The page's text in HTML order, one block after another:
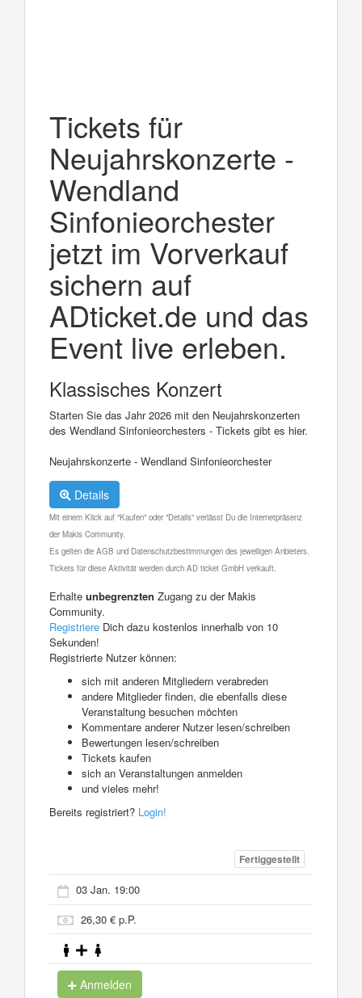
Tickets für
Neujahrskonzerte -
Wendland
Sinfonieorchester
jetzt im Vorverkauf
sichern auf
ADticket.de und das
Event live erleben.
Klassisches Konzert
Starten Sie das Jahr 2026 mit den Neujahrskonzerten
des Wendland Sinfonieorchesters - Tickets gibt es hier.
Neujahrskonzerte - Wendland Sinfonieorchester
Details
Mit einem Klick auf "Kaufen" oder "Details" verlässt Du die Internetpräsenz
der Makis Community.
Es gelten die AGB und Datenschutzbestimmungen des jeweiligen Anbieters.
Tickets für diese Aktivität werden durch AD ticket GmbH verkauft.
Erhalte unbegrenzten Zugang zu der Makis
Community.
Registriere Dich dazu kostenlos innerhalb von 10
Sekunden!
Registrierte Nutzer können:
sich mit anderen Mitgliedern verabreden
andere Mitglieder finden, die ebenfalls diese
Veranstaltung besuchen möchten
Kommentare anderer Nutzer lesen/schreiben
Bewertungen lesen/schreiben
Tickets kaufen
sich an Veranstaltungen anmelden
und vieles mehr!
Bereits registriert? Login!
Fertiggestellt
03 Jan. 19:00
26,30 € p.P.
Anmelden